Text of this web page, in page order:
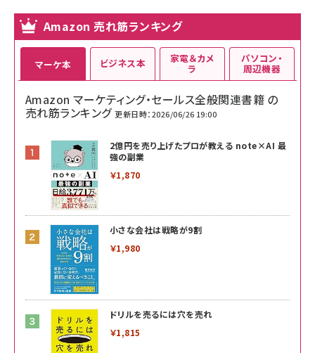
Amazon 売れ筋ランキング
マーケ本
Amazon マーケティング・セールス全般関連書籍 の
売れ筋ランキング 更新日時：2026/06/26 19:00
2億円を売り上げたプロが教える note×AI 最
強の副業
￥1,870
小さな会社は戦略が9割
￥1,980
ドリルを売るには穴を売れ
￥1,815
ビジネス本 家電＆カメ
ラ
パソコン・
周辺機器